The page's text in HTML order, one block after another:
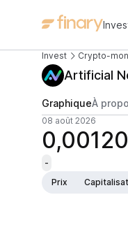
Invest Crypto-
Artificial
GraphiqueÀ
08 août 2026
-
Prix